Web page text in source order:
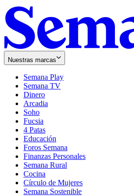
Nuestras marcas
Semana Play
Semana TV
Dinero
Arcadia
Soho
in
new
window
Fucsia
in
new
window
4 Patas
Educación
Foros Semana
Finanzas Personales
Semana Rural
Cocina
Círculo de Mujeres
Semana Sostenible